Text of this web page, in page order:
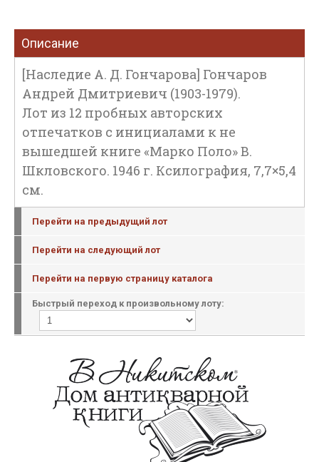
Описание
[Наследие А. Д. Гончарова] Гончаров
Андрей Дмитриевич (1903-1979).
Лот из 12 пробных авторских
отпечатков с инициалами к не
вышедшей книге «Марко Поло» В.
Шкловского. 1946 г. Ксилография, 7,7×5,4
см.
Перейти на предыдущий лот
Перейти на следующий лот
Перейти на первую страницу каталога
Быстрый переход к произвольному лоту: